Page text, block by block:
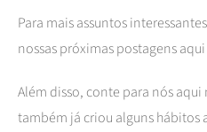
Para mais assuntos
nossas próximas postagens
Além disso, conte para nós
também já criou alguns hábitos